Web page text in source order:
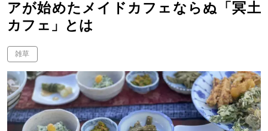
アが始めたメイドカフェならぬ「冥土
カフェ」とは
雑草